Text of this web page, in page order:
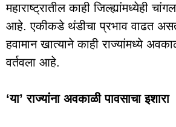
महाराष्ट्रातील काही जिल्ह्यांमध्येही
आहे. एकीकडे थंडीचा प्रभाव वाढत
हवामान खात्याने काही राज्यांमध्ये
वर्तवला आहे.
‘या’ राज्यांना अवकाळी पावसाचा इशारा